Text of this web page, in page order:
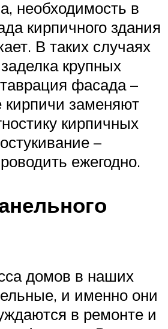
необходимость в
кирпичного здания
В таких случаях
крупных
фасада –
заменяют
кирпичных
–
ежегодно.
домов в наших
и именно они
в ремонте и